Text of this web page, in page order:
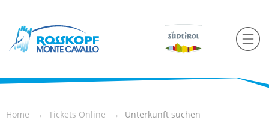
Home Tickets Online Unterkunft suchen